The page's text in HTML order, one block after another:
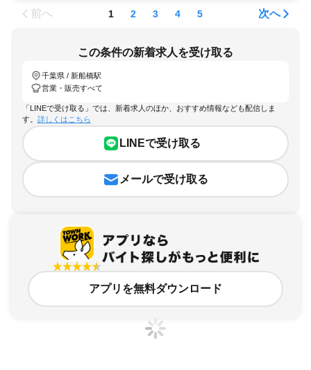
前へ 1 2 3 4 5 次へ
この条件の新着求人を受け取る
千葉県 / 新船橋駅
営業・販売すべて
「LINEで受け取る」では、新着求人のほか、おすすめ情報なども配信しま
す。 詳しくはこちら
LINEで受け取る
メールで受け取る
アプリを無料ダウンロード